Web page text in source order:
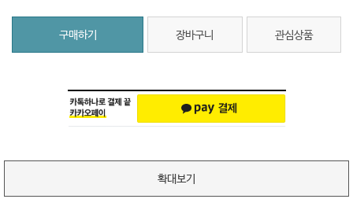
구매하기 장바구니 관심상품
확대보기